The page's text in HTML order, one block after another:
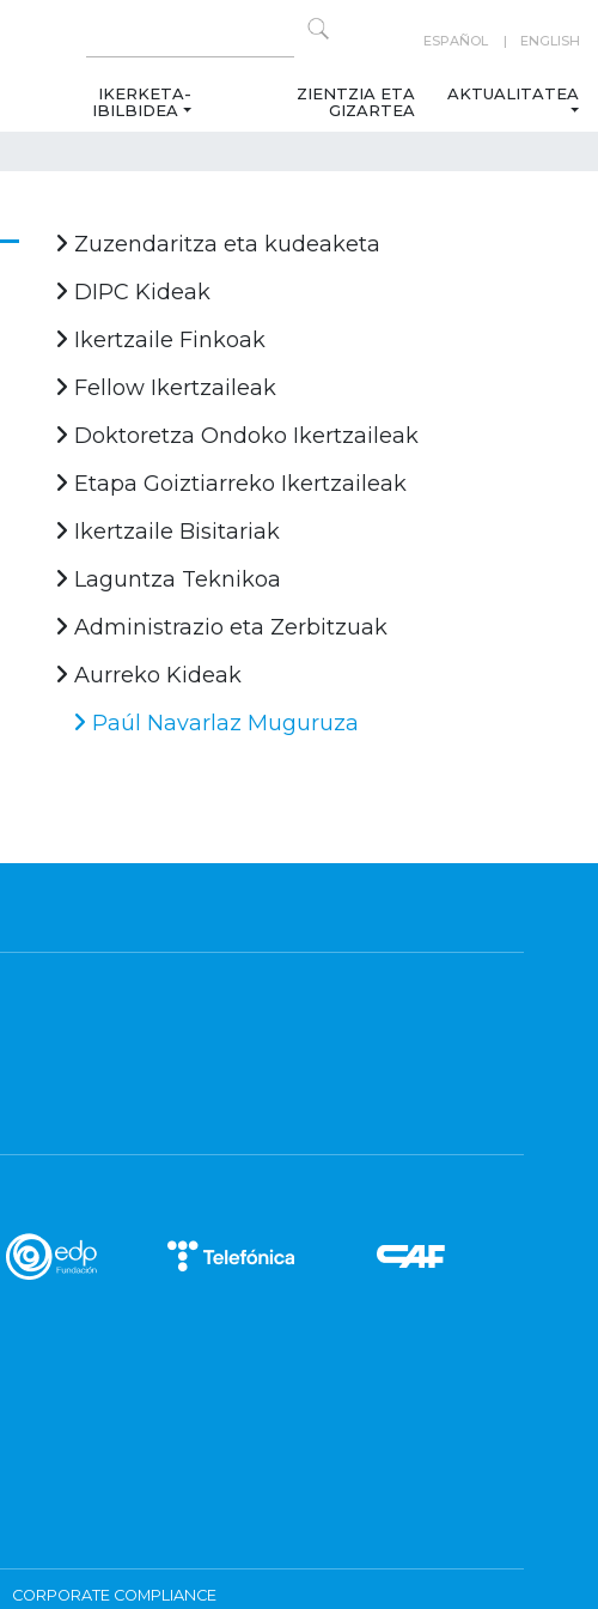
ESPAÑOL ENGLISH
IKERKETA-
IBILBIDEA
ZIENTZIA ETA
GIZARTEA
AKTUALITATEA
Zuzendaritza eta kudeaketa
DIPC Kideak
Ikertzaile Finkoak
Fellow Ikertzaileak
Doktoretza Ondoko Ikertzaileak
Etapa Goiztiarreko Ikertzaileak
Ikertzaile Bisitariak
Laguntza Teknikoa
Administrazio eta Zerbitzuak
Aurreko Kideak
Paúl Navarlaz Muguruza
CORPORATE COMPLIANCE